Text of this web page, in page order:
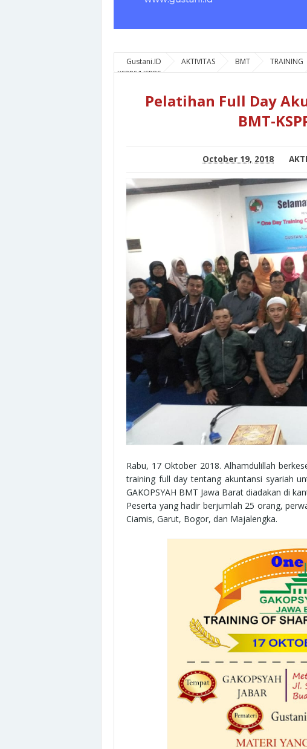
Gustani.ID AKTIVITAS BMT TRAINING
KSPPS/USPPS
Pelatihan Full Day
BMT-
October 19, 2018
Rabu, 17 Oktober 2018. Alhamdulillah
training full day tentang akuntansi syariah
GAKOPSYAH BMT Jawa Barat diadakan di
Peserta yang hadir berjumlah 25 orang,
Ciamis, Garut, Bogor, dan Majalengka.